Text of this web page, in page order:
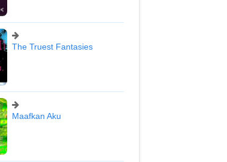
The Truest Fantasies
Maafkan Aku